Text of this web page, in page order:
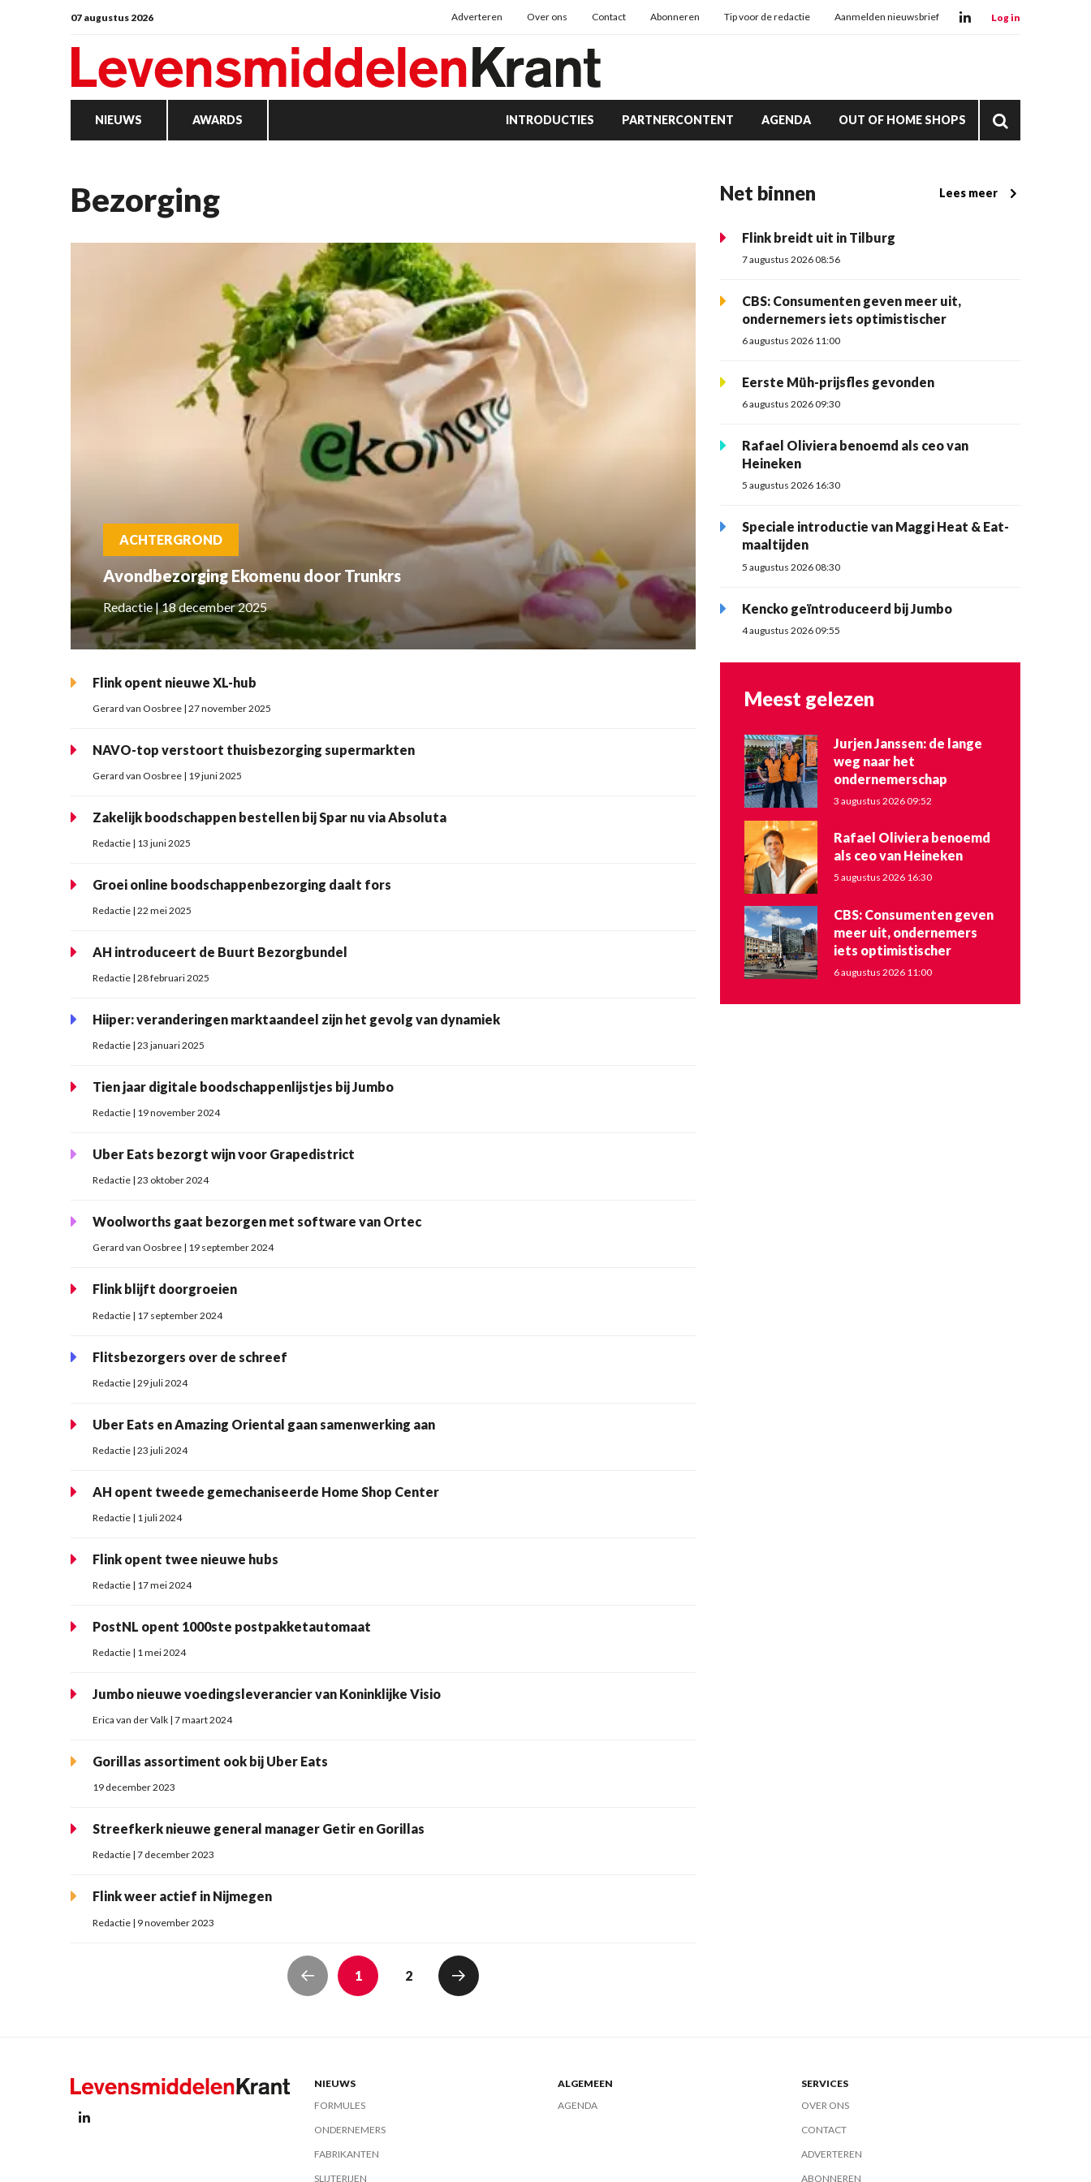
07 augustus 2026 Adverteren Over ons Contact Abonneren Tip voor de redactie Aanmelden nieuwsbrief Log in
NIEUWS AWARDS INTRODUCTIES PARTNERCONTENT AGENDA OUT OF HOME SHOPS
bezorging
ACHTERGROND
Avondbezorging Ekomenu door Trunkrs
Redactie | 18 december 2025
Flink opent nieuwe XL-hub
Gerard van Oosbree | 27 november 2025
NAVO-top verstoort thuisbezorging supermarkten
Gerard van Oosbree | 19 juni 2025
Zakelijk boodschappen bestellen bij Spar nu via Absoluta
Redactie | 13 juni 2025
Groei online boodschappenbezorging daalt fors
Redactie | 22 mei 2025
AH introduceert de Buurt Bezorgbundel
Redactie | 28 februari 2025
Hiiper: veranderingen marktaandeel zijn het gevolg van dynamiek
Redactie | 23 januari 2025
Tien jaar digitale boodschappenlijstjes bij Jumbo
Redactie | 19 november 2024
Uber Eats bezorgt wijn voor Grapedistrict
Redactie | 23 oktober 2024
Woolworths gaat bezorgen met software van Ortec
Gerard van Oosbree | 19 september 2024
Flink blijft doorgroeien
Redactie | 17 september 2024
Flitsbezorgers over de schreef
Redactie | 29 juli 2024
Uber Eats en Amazing Oriental gaan samenwerking aan
Redactie | 23 juli 2024
AH opent tweede gemechaniseerde Home Shop Center
Redactie | 1 juli 2024
Flink opent twee nieuwe hubs
Redactie | 17 mei 2024
PostNL opent 1000ste postpakketautomaat
Redactie | 1 mei 2024
Jumbo nieuwe voedingsleverancier van Koninklijke Visio
Erica van der Valk | 7 maart 2024
Gorillas assortiment ook bij Uber Eats
19 december 2023
Streefkerk nieuwe general manager Getir en Gorillas
Redactie | 7 december 2023
Flink weer actief in Nijmegen
Redactie | 9 november 2023
1 2
Net binnen Lees meer
Flink breidt uit in Tilburg
7 augustus 2026 08:56
CBS: Consumenten geven meer uit,
ondernemers iets optimistischer
6 augustus 2026 11:00
Eerste Müh-prijsfles gevonden
6 augustus 2026 09:30
Rafael Oliviera benoemd als ceo van
Heineken
5 augustus 2026 16:30
Speciale introductie van Maggi Heat & Eat-
maaltijden
5 augustus 2026 08:30
Kencko geïntroduceerd bij Jumbo
4 augustus 2026 09:55
Meest gelezen
Jurjen Janssen: de lange
weg naar het
ondernemerschap
3 augustus 2026 09:52
Rafael Oliviera benoemd
als ceo van Heineken
5 augustus 2026 16:30
CBS: Consumenten geven
meer uit, ondernemers
iets optimistischer
6 augustus 2026 11:00
NIEUWS
FORMULES
ONDERNEMERS
FABRIKANTEN
SLIJTERIJEN
ALGEMEEN
AGENDA
SERVICES
OVER ONS
CONTACT
ADVERTEREN
ABONNEREN